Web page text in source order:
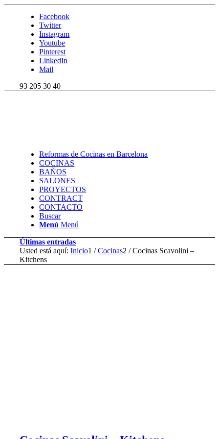
Facebook
Twitter
Instagram
Youtube
Pinterest
LinkedIn
Mail
93 205 30 40
Reformas de Cocinas en Barcelona
COCINAS
BAÑOS
SALONES
PROYECTOS
CONTRACT
CONTACTO
Buscar
Menú Menú
Últimas entradas
Usted está aquí: Inicio1 / Cocinas2 / Cocinas Scavolini –
Kitchens